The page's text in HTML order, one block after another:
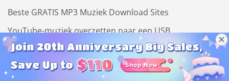
Beste GRATIS MP3 Muziek Download Sites
YouTube-muziek overzetten naar een USB
Beste Gratis YouTube naar MP3 Converters